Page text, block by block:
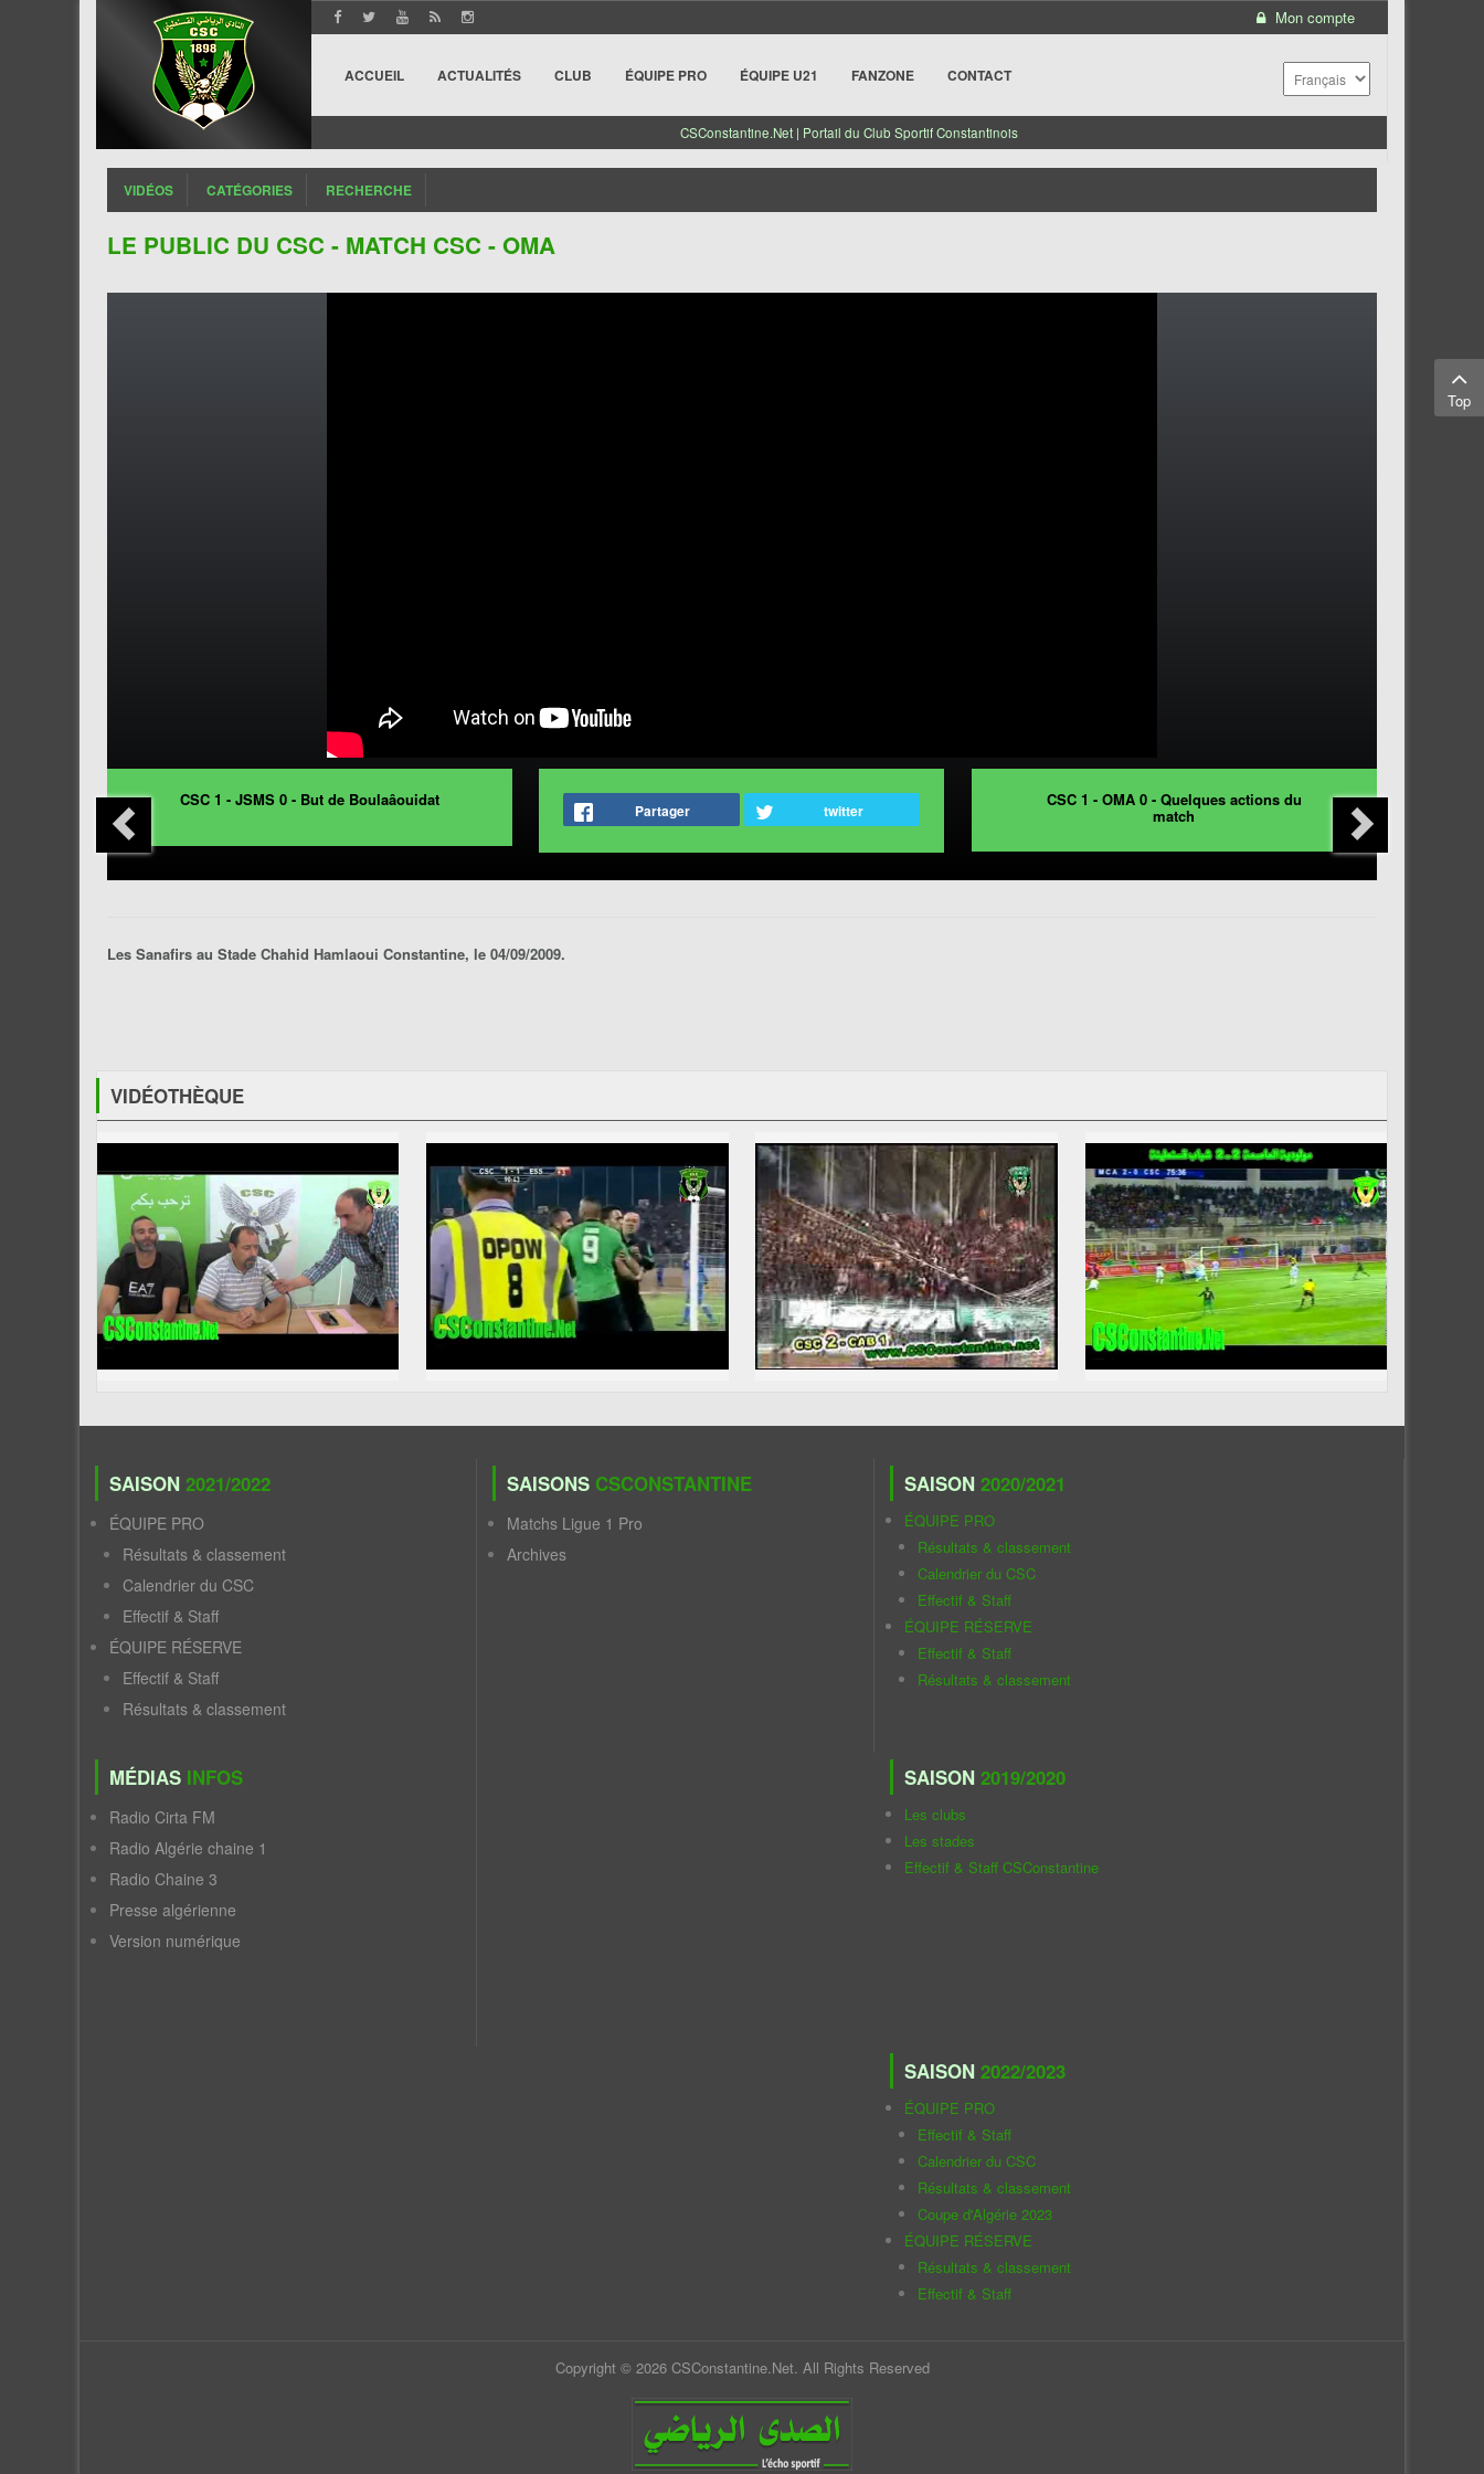
Mon compte
ACCUEIL ACTUALITÉS CLUB ÉQUIPE PRO ÉQUIPE U21 FANZONE CONTACT
CSConstantine.Net | Portail du Club Sportif Constantinois
VIDÉOS CATÉGORIES RECHERCHE
LE PUBLIC DU CSC - MATCH CSC - OMA
CSC 1 - JSMS 0 - But de Boulaâouidat
Partager twitter
CSC 1 - OMA 0 - Quelques actions du
match
Les Sanafirs au Stade Chahid Hamlaoui Constantine, le 04/09/2009.
VIDÉOTHÈQUE
SAISON 2021/2022
ÉQUIPE PRO
Résultats & classement
Calendrier du CSC
Effectif & Staff
ÉQUIPE RÉSERVE
Effectif & Staff
Résultats & classement
MÉDIAS INFOS
Radio Cirta FM
Radio Algérie chaine 1
Radio Chaine 3
Presse algérienne
Version numérique
SAISONS CSCONSTANTINE
Matchs Ligue 1 Pro
Archives
SAISON 2020/2021
ÉQUIPE PRO
Résultats & classement
Calendrier du CSC
Effectif & Staff
ÉQUIPE RÉSERVE
Effectif & Staff
Résultats & classement
SAISON 2019/2020
Les clubs
Les stades
Effectif & Staff CSConstantine
SAISON 2022/2023
ÉQUIPE PRO
Effectif & Staff
Calendrier du CSC
Résultats & classement
Coupe d'Algérie 2023
ÉQUIPE RÉSERVE
Résultats & classement
Effectif & Staff
Copyright © 2026 CSConstantine.Net. All Rights Reserved
Top